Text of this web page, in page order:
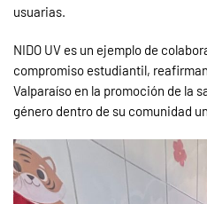
usuarias.
NIDO UV es un ejemplo de
compromiso estudiantil,
Valparaíso en la promoción de la
género dentro de su comunidad